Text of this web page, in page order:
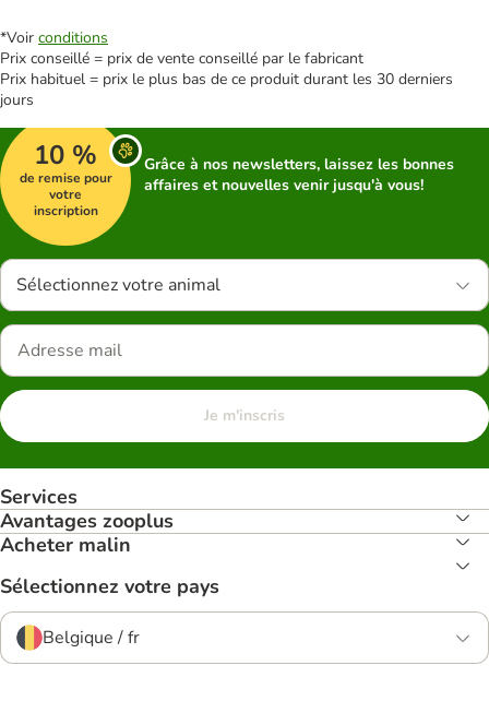
*Voir conditions
Prix conseillé = prix de vente conseillé par le fabricant
Prix habituel = prix le plus bas de ce produit durant les 30 derniers
jours
10 %
de remise pour
votre
inscription
Grâce à nos newsletters, laissez les bonnes
affaires et nouvelles venir jusqu'à vous!
Sélectionnez votre animal
Je m'inscris
Services
Avantages zooplus
Acheter malin
Sélectionnez votre pays
Belgique / fr